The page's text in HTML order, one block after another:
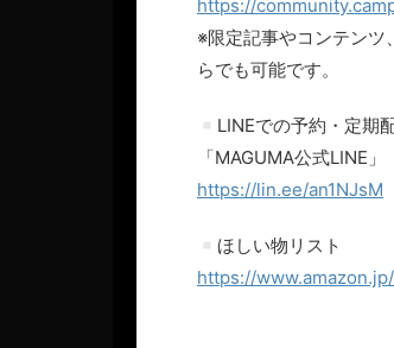
https://
※限定記事やコンテン
らでも可能です。
LINEでの予約・定期
「MAGUMA公式LINE」
https://lin.ee/an1NJsM
ほしい物リスト
https://